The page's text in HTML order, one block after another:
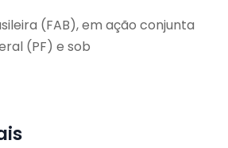
(FAB), em ação conjunta
(PF) e sob